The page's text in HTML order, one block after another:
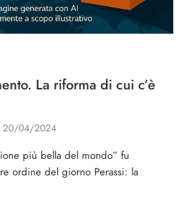
La riforma di cui c’è
20/04/2024
più bella del mondo” fu
ordine del giorno Perassi: la